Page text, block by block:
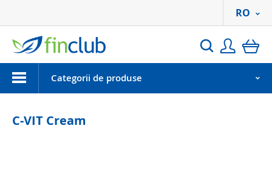
Search
RO
MenuCategorii de produse
C-VIT Cream